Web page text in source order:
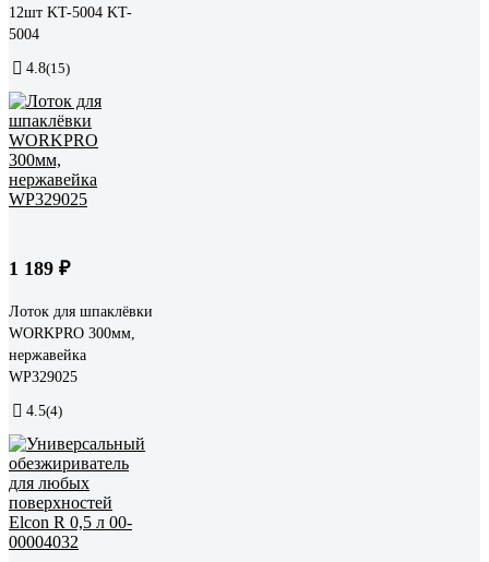
12шт KT-5004 KT-
5004
4.8(15)
1 189 ₽
Лоток для шпаклёвки
WORKPRO 300мм,
нержавейка
WP329025
4.5(4)